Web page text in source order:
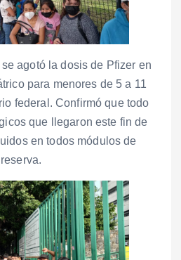
agotó la dosis de Pfizer en
para menores de 5 a 11
federal. Confirmó que todo
que llegaron este fin de
en todos módulos de